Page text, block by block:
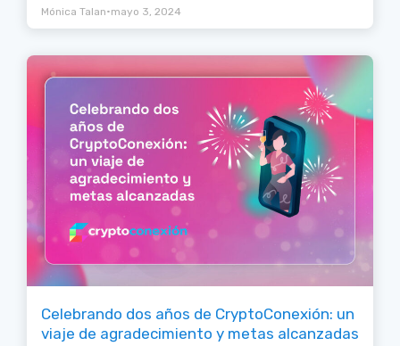
Mónica Talan•mayo 3, 2024
Celebrando dos años de CryptoConexión: un
viaje de agradecimiento y metas alcanzadas